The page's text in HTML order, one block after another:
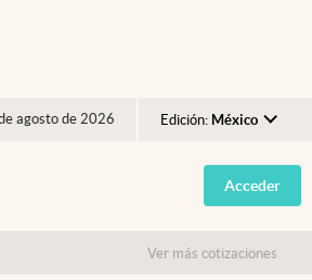
agosto de 2026 Edición: México
Argentina
España
USA
Acceder
Ver más cotizaciones